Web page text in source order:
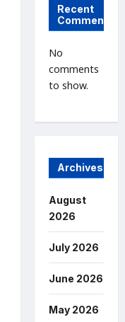
Recent
Comments
No
comments
to show.
Archives
August
2026
July 2026
June 2026
May 2026